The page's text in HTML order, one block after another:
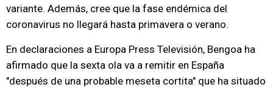
variante. Además, cree que la fase endémica del
coronavirus no llegará hasta primavera o verano.
En declaraciones a Europa Press Televisión, Bengoa ha
afirmado que la sexta ola va a remitir en España
"después de una probable meseta cortita" que ha situado